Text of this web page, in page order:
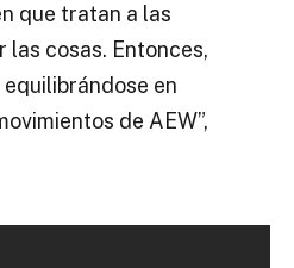
que tratan a las
las cosas. Entonces,
en
de AEW”,